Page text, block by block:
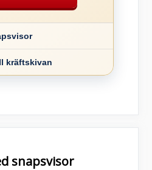
kräftskivan
snapsvisor